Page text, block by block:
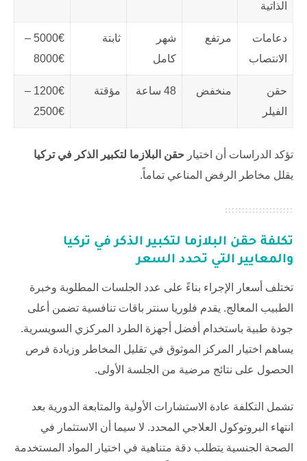
الذاتية
دعامات
الانتصاب
مرتفع
شهر
كامل
ثابتة
5000€ –
8000€
حقن
الفيلر
منخفض 48 ساعة مؤقتة
1200€ –
2500€
تؤكد الدراسات أن اختيار حقن البلازما لتكبير الذكر في تركيا
يقلل مخاطر الرفض المناعي تماماً.
تكلفة حقن البلازما لتكبير الذكر في تركيا
والمعايير التي تحدد السعر
تختلف أسعار الإجراء بناءً على عدد الجلسات المطلوبة وخبرة
الطبيب المعالج. يقدم فلوريا سنتر باقات تنافسية تضمن أعلى
جودة طبية باستخدام أفضل أجهزة الطرد المركزي السويسرية.
يساهم اختيار المركز الموثوق في تقليل المخاطر وزيادة فرص
الحصول على نتائج مرضية من الجلسة الأولى.
تشمل التكلفة عادة الاستشارات الأولية والمتابعة الدورية بعد
انتهاء البروتوكول العلاجي المحدد. لا سيما أن الاستثمار في
الصحة الجنسية يتطلب دقة متناهية في اختيار المواد المستخدمة